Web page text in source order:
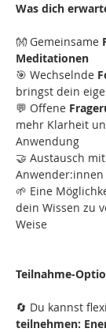
Was dich
👐 Gemeinsame
Meditationen
🎯 Wechselnde
bringst dein
💬 Offene
mehr Klarheit
Anwendung
🤝 Austausch
Anwender:innen
🌱 Eine
dein Wissen zu
Weise
Teilnahme-
🔄 Du kannst
teilnehmen: